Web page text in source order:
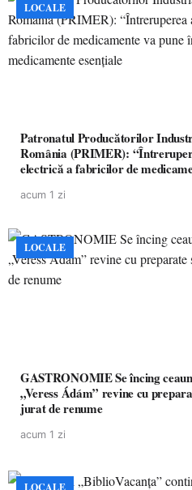
LOCALE
Patronatul Producătorilor
România (PRIMER):
electrică a fabricilor de
acum 1 zi
LOCALE
GASTRONOMIE Se încing ceaunele la Satu Mare! Concursul
„Veress Ádám” revine cu
jurat de renume
acum 1 zi
LOCALE